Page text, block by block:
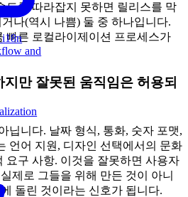
i18n
and
도를 따라잡지 못하면 릴리스를 막
나(역시 나쁨) 둘 중 하나입니다.
빠른 로컬라이제이션 프로세스가
만 잘못된 움직임은 허용되
닙니다. 날짜 형식, 통화, 숫자 포맷,
언어 지원, 디자인 선택에서의 문화
요구 사항. 이것을 잘못하면 사용자
제로 그들을 위해 만든 것이 아니
돌린 것이라는 신호가 됩니다.